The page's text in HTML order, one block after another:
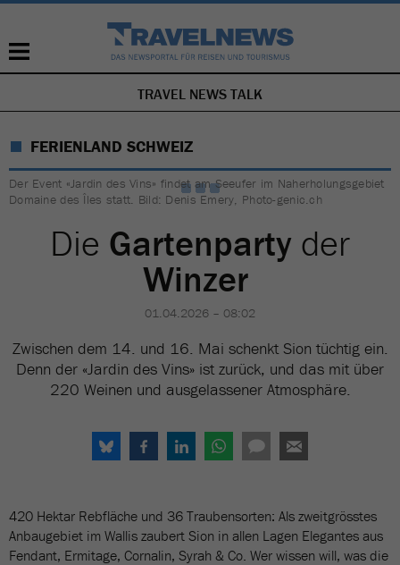
NAVIGATION
ÜBERSPRINGEN
TRAVEL NEWS TALK
FERIENLAND SCHWEIZ
Der Event «Jardin des Vins» findet am Seeufer im Naherholungsgebiet
Domaine des Îles statt. Bild: Denis Emery, Photo-genic.ch
Die Gartenparty der
Winzer
01.04.2026 – 08:02
Zwischen dem 14. und 16. Mai schenkt Sion tüchtig ein.
Denn der «Jardin des Vins» ist zurück, und das mit über
220 Weinen und ausgelassener Atmosphäre.
420 Hektar Rebfläche und 36 Traubensorten: Als zweitgrösstes
Anbaugebiet im Wallis zaubert Sion in allen Lagen Elegantes aus
Fendant, Ermitage, Cornalin, Syrah & Co. Wer wissen will, was die